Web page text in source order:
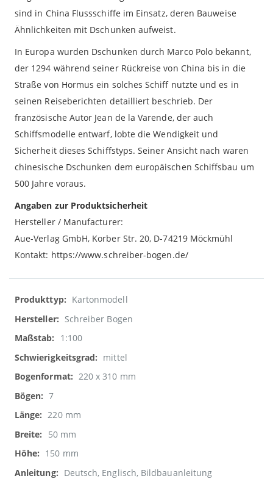
sind in China Flussschiffe im Einsatz, deren Bauweise
Ähnlichkeiten mit Dschunken aufweist.
In Europa wurden Dschunken durch Marco Polo bekannt,
der 1294 während seiner Rückreise von China bis in die
Straße von Hormus ein solches Schiff nutzte und es in
seinen Reiseberichten detailliert beschrieb. Der
französische Autor Jean de la Varende, der auch
Schiffsmodelle entwarf, lobte die Wendigkeit und
Sicherheit dieses Schiffstyps. Seiner Ansicht nach waren
chinesische Dschunken dem europäischen Schiffsbau um
500 Jahre voraus.
Angaben zur Produktsicherheit
Hersteller / Manufacturer:
Aue-Verlag GmbH, Korber Str. 20, D-74219 Möckmühl
Kontakt: https://www.schreiber-bogen.de/
Weitere
Informationen
Kartonmodell
Schreiber Bogen
1:100
mittel
220 x 310 mm
7
220 mm
50 mm
150 mm
Deutsch, Englisch, Bildbauanleitung